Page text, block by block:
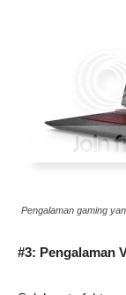
Pengalaman gaming
#3: Pengalaman